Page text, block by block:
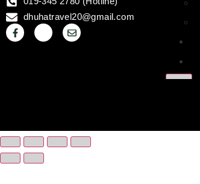
dhuhatravel20@gmail.com